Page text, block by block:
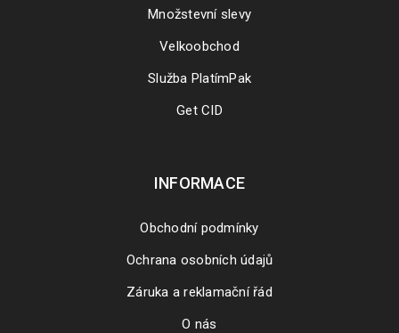
Množstevní slevy
Velkoobchod
Služba PlatímPak
Get CID
INFORMACE
Obchodní podmínky
Ochrana osobních údajů
Záruka a reklamační řád
O nás